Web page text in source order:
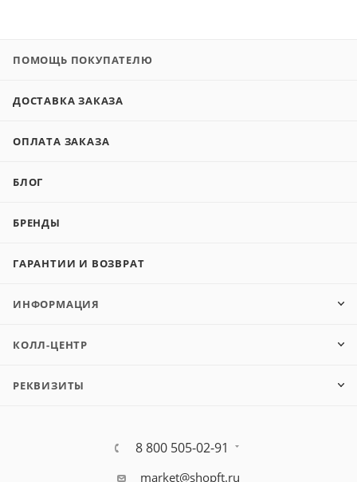
ПОМОЩЬ ПОКУПАТЕЛЮ
ДОСТАВКА ЗАКАЗА
ОПЛАТА ЗАКАЗА
БЛОГ
БРЕНДЫ
ГАРАНТИИ И ВОЗВРАТ
ИНФОРМАЦИЯ
КОЛЛ-ЦЕНТР
РЕКВИЗИТЫ
8 800 505-02-91
market@shopft.ru